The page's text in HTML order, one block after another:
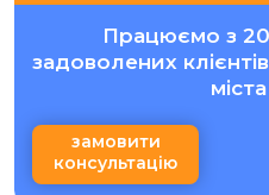
Працюємо з
задоволених
замовити
консультацію